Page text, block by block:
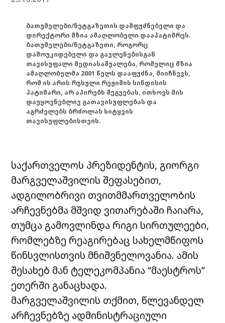
ბათუმელები/ნეტგაზეთის დამფუძნებელი და
დირექტორი მზია ამაღლობელი დააპატიმრეს.
ბათუმელები/ნეტგაზეთი, როგორც
დამოუკიდებელი და გავლენებისგან
თავისუფალი მედიასაშუალება, რომელიც მზია
ამაღლობელმა 2001 წელს დააფუძნა, მიიჩნევს,
რომ ის არის რუსული რეჟიმის სინდისის
პატიმარი, არ აპირებს შეგუებას, ითხოვს მის
დაუყოვნებლივ გათავისუფლებას და
აგრძელებს ბრძოლას სიტყვის
თავისუფლებისთვის.
საქართველოს პრეზიდენტის, გიორგი
მარგველაშვილის შეფასებით,
ადგილობრივი თვითმმართველობის
არჩევნებმა მშვიდ ვითარებაში ჩაიარა,
თუმცა გამოვლინდა რიგი სირთულეები,
რომლებზე რეაგირებაც სახელმწიფოს
წინსვლისთვის მნიშვნელოვანია. ამის
შესახებ მან ტელეკომპანია “მაესტროს”
ეთერში განაცხადა.
მარგველაშვილის თქმით, წლევანდელ
არჩევნებზე ადმინისტრაციული